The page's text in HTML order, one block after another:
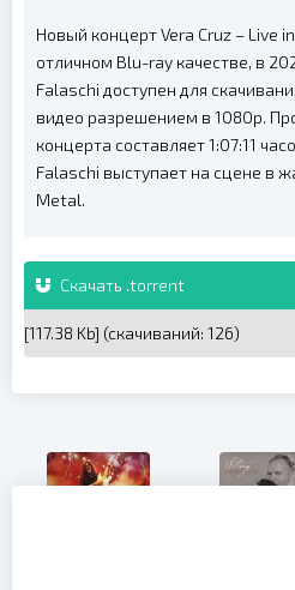
Новый концерт Vera Cruz – Live
отличном Blu-ray качестве, в
Falaschi доступен для
видео разрешением в 1080p.
концерта составляет 1:07:11
Falaschi выступает на сцене в
Metal.
Скачать .torrent
[117.38 Kb] (cкачиваний: 126)